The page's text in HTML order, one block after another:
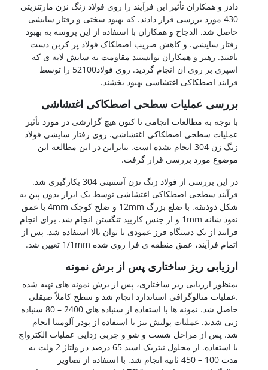
دادز و همکاران تأثیر این فرآیند را روی فولاد زنگ نزن مارتنزیتی
430 مورد بررسی قرار دادند. که بهبود سختی و رفتار سایشی
حاصل شد. الدجاح و همکاران با استفاده از این پروسه به بهبود
رفتار سایشی. و کاهش ضریب اصطکاک فولاد پر کربن دست
یافتند. رهبر و همکاران توانستند مقاومت به سایش لایه ی که
اسپری بر روی ان انجام گردید. روی فولاد52100 را توسط
فرایند اصطکاکی اغتشاسی بهبود بخشند.
بررسی عملیات سطحی اصطکاکی اغتشاشی
با توجه به مطالعات انجامی تا کنون هیچ گزارشی در مورد تأثیر
عملیات سطحی اصطکاکی اغتشاشی. روی رفتار سایشی فولاد
زنگ زن 304 انجام نشده است. بنابراین در این مطالعه این
موضوع مورد بررسی قرار گرفت.
در این بررسی از فولاد زنگ نزن آستنیتی 304 بکارگیری شد.
فرآیند سطحی اصطکاکی اغتشاشی توسط یک ابزار بدون پین به
شکل ذوذنقه. با ضلع بزرگ 12mm و ضلح کوچک 4mm با عمق
نفوذ شانه 1mm و از جنس کاربید تنگستن انجام شد. برای انجام
فرایند از یک دستگاه فرز عمودی با توان بالا استفاده شد. پس از
اتمام فرآیند، عمق منطقه ی فرا روی شده 1/1mm تعیین شد.
ارزیابی ریز ساختاری پس از برش نمونه
بمنظور ارزیابی ریز ساختاری، پس از برش نمونه های تهیه شده
.عملیات متالوگرافی استاندارد انجام شد و سطح کاملاً صیقلی
حاصل شد. نمونه ها با استفاده از سنباده های 2400 – 80 سنباده
زنی شدند. عملیات پولیش نیز با استفاده از پودر آلومینا انجام
شد. پس از مراحل شست و شو و چربی زدایی عملیات الکترواچ
با استفاده. از محلول نیتریک اسید 65 درصد در ولتاژ 2 ولت به
مدت 100 – 450 ثانیه انجام شد. با استفاده از تصاویر